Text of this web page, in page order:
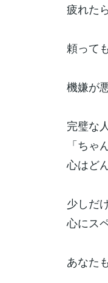
疲れた
頼って
機嫌が
完璧な
「ちゃ
心はど
少しだ
心にス
あなた